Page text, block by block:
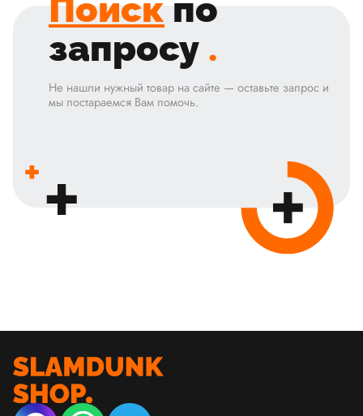
Поиск по
запросу .
Не нашли нужный товар на сайте — оставьте запрос и
мы постараемся Вам помочь.